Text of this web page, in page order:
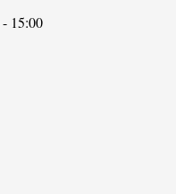
- 15:00